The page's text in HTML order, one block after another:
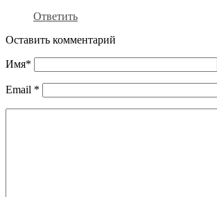
Ответить
Оставить комментарий
Имя*
Email *